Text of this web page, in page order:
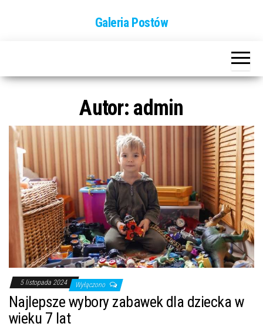
Galeria Postów
Autor: admin
5 listopada 2024 Wyłączono
Najlepsze wybory zabawek dla dziecka w
wieku 7 lat